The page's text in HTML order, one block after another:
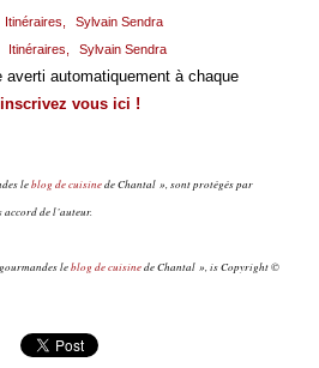
Itinéraires,
Sylvain Sendra
Itinéraires, Sylvain Sendra
automatiquement à chaque
inscrivez vous ici !
leblog de cuisinede Chantal », sont protégés par
de l’auteur.
leblog de cuisinede Chantal », is Copyright ©